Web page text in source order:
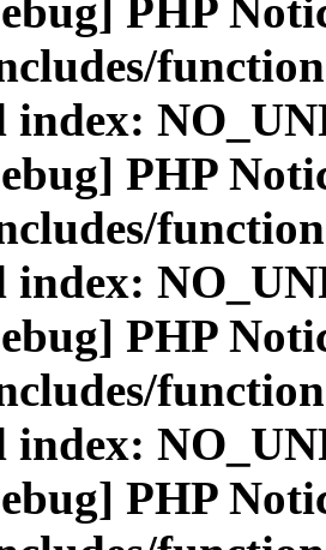
PHP
index:
PHP
index:
PHP
index:
PHP